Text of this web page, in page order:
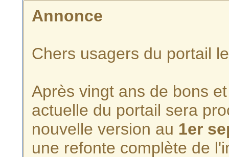
Annonce
Chers usagers du portail
Après vingt ans de bons
actuelle du portail sera
nouvelle version au 1er
une refonte complète de